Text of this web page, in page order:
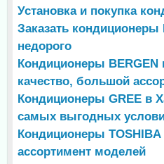
Установка и покупка
Заказать кондиционеры
недорого
Кондиционеры BERGEN
качество, большой
Кондиционеры GREE в
самых выгодных
Кондиционеры
ассортимент моделей